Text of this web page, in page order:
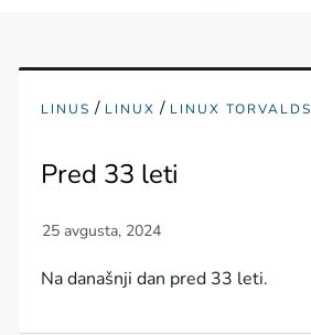
LINUS / LINUX / LINUX TORVALDS
Pred 33 leti
Na današnji dan pred 33 leti.